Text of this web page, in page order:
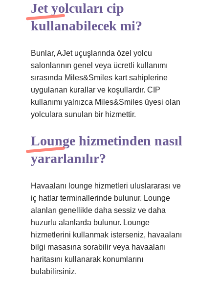
Jet yolcuları cip
kullanabilecek mi?
Bunlar, AJet uçuşlarında özel yolcu
salonlarının genel veya ücretli kullanımı
sırasında Miles&Smiles kart sahiplerine
uygulanan kurallar ve koşullardır. CIP
kullanımı yalnızca Miles&Smiles üyesi olan
yolculara sunulan bir hizmettir.
Lounge hizmetinden nasıl
yararlanılır?
Havaalanı lounge hizmetleri uluslararası ve
iç hatlar terminallerinde bulunur. Lounge
alanları genellikle daha sessiz ve daha
huzurlu alanlarda bulunur. Lounge
hizmetlerini kullanmak isterseniz, havaalanı
bilgi masasına sorabilir veya havaalanı
haritasını kullanarak konumlarını
bulabilirsiniz.